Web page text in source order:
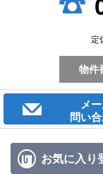
定
物件
メ
問い
お気に入り